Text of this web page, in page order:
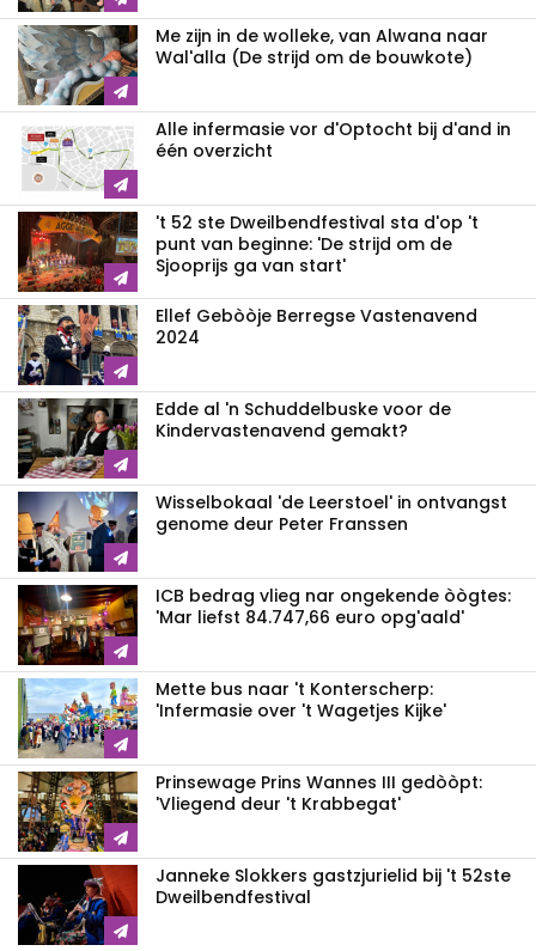
Me zijn in de wolleke, van Alwana naar
Wal'alla (De strijd om de bouwkote)
Alle infermasie vor d'Optocht bij d'and in
één overzicht
't 52 ste Dweilbendfestival sta d'op 't
punt van beginne: 'De strijd om de
Sjooprijs ga van start'
Ellef Gebòòje Berregse Vastenavend
2024
Edde al 'n Schuddelbuske voor de
Kindervastenavend gemakt?
Wisselbokaal 'de Leerstoel' in ontvangst
genome deur Peter Franssen
ICB bedrag vlieg nar ongekende òògtes:
'Mar liefst 84.747,66 euro opg'aald'
Mette bus naar 't Konterscherp:
'Infermasie over 't Wagetjes Kijke'
Prinsewage Prins Wannes III gedòòpt:
'Vliegend deur 't Krabbegat'
Janneke Slokkers gastzjurielid bij 't 52ste
Dweilbendfestival